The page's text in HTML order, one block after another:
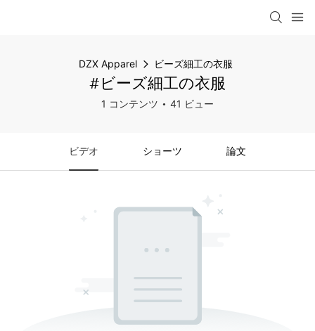
DZX Apparel ビーズ細工の衣服
#ビーズ細工の衣服
1 コンテンツ 41 ビュー
ビデオ ショーツ 論文